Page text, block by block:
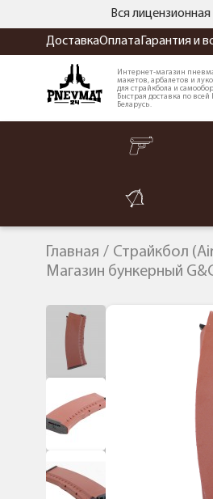
Вся
ДоставкаОплата Гарантия и
Интернет-магазин
макетов, арбалетов и
для страйкбола и
Быстрая доставка по всей
Беларусь.
Главная Страйкбол
Магазин бункерный